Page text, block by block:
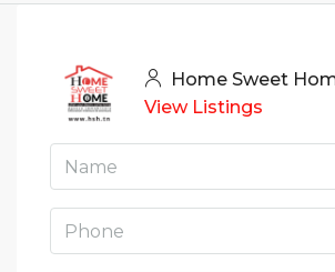
Home Sweet
View Listings